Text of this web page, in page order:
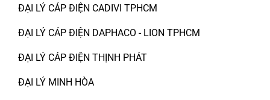
ĐẠI LÝ CÁP ĐIỆN CADIVI TPHCM
ĐẠI LÝ CÁP ĐIỆN DAPHACO - LION TPHCM
ĐẠI LÝ CÁP ĐIỆN THỊNH PHÁT
ĐẠI LÝ MINH HÒA